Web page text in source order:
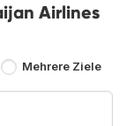
Airlines
Mehrere Ziele